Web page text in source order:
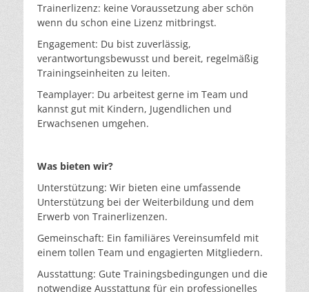
Trainerlizenz: keine Voraussetzung aber schön
wenn du schon eine Lizenz mitbringst.
Engagement: Du bist zuverlässig,
verantwortungsbewusst und bereit, regelmäßig
Trainingseinheiten zu leiten.
Teamplayer: Du arbeitest gerne im Team und
kannst gut mit Kindern, Jugendlichen und
Erwachsenen umgehen.
Was bieten wir?
Unterstützung: Wir bieten eine umfassende
Unterstützung bei der Weiterbildung und dem
Erwerb von Trainerlizenzen.
Gemeinschaft: Ein familiäres Vereinsumfeld mit
einem tollen Team und engagierten Mitgliedern.
Ausstattung: Gute Trainingsbedingungen und die
notwendige Ausstattung für ein professionelles